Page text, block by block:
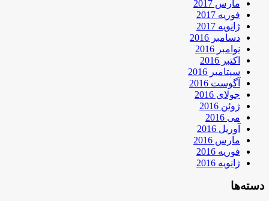
مارس 2017
فوریه 2017
ژانویه 2017
دسامبر 2016
نوامبر 2016
اکتبر 2016
سپتامبر 2016
آگوست 2016
جولای 2016
ژوئن 2016
می 2016
آوریل 2016
مارس 2016
فوریه 2016
ژانویه 2016
دسته‌ها